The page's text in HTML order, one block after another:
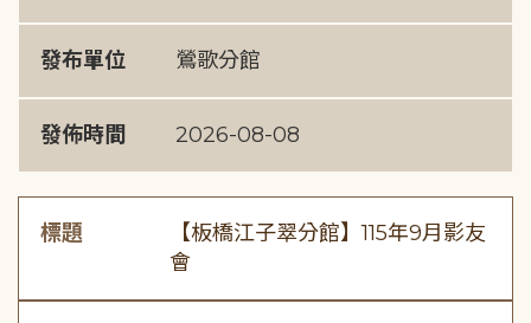
發布單位 鶯歌分館
發佈時間 2026-08-08
標題
【板橋江子翠分館】115年9月影友
會